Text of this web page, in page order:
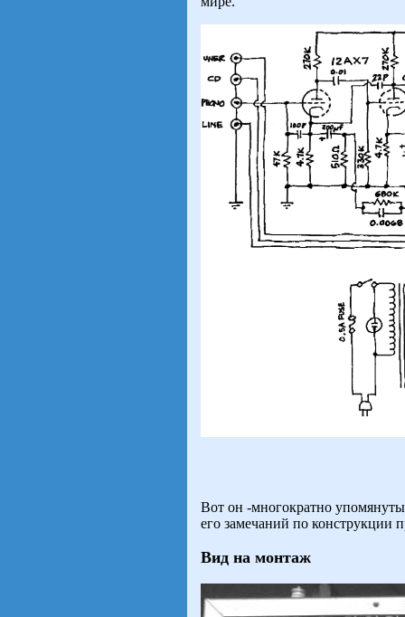
Вот он -многократно
его замечаний по конструкции
Вид на монтаж